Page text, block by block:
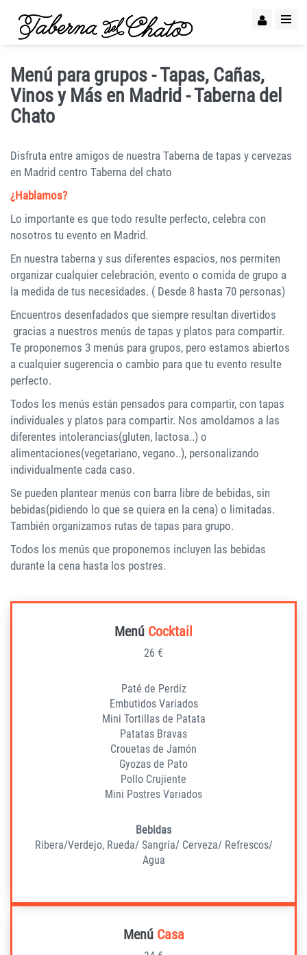
Menú para grupos - Tapas, Cañas,
Vinos y Más en Madrid - Taberna del
Chato
Disfruta entre amigos de nuestra Taberna de tapas y cervezas
en Madrid centro Taberna del chato
¿Hablamos?
Lo importante es que todo resulte perfecto, celebra con
nosotros tu evento en Madrid.
En nuestra taberna y sus diferentes espacios, nos permiten
organizar cualquier celebración, evento o comida de grupo a
la medida de tus necesidades. ( Desde 8 hasta 70 personas)
Encuentros desenfadados que siempre resultan divertidos
gracias a nuestros menús de tapas y platos para compartir.
Te proponemos 3 menús para grupos, pero estamos abiertos
a cualquier sugerencia o cambio para que tu evento resulte
perfecto.
Todos los menús están pensados para compartir, con tapas
individuales y platos para compartir. Nos amoldamos a las
diferentes intolerancias(gluten, lactosa..) o
alimentaciones(vegetariano, vegano..), personalizando
individualmente cada caso.
Se pueden plantear menús con barra libre de bebidas, sin
bebidas(pidiendo lo que se quiera en la cena) o limitadas.
También organizamos rutas de tapas para grupo.
Todos los menús que proponemos incluyen las bebidas
durante la cena hasta los postres.
Menú Cocktail
26 €
Paté de Perdíz
Embutidos Variados
Mini Tortillas de Patata
Patatas Bravas
Crouetas de Jamón
Gyozas de Pato
Pollo Crujiente
Mini Postres Variados
Bebidas
Ribera/Verdejo, Rueda/ Sangría/ Cerveza/ Refrescos/
Agua
Menú Casa